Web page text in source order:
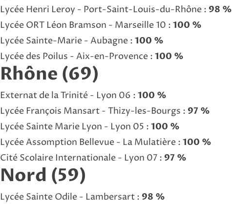
Lycée Henri Leroy - Port-Saint-Louis-du-Rhône : 98 %
Lycée ORT Léon Bramson - Marseille 10 : 100 %
Lycée Sainte-Marie - Aubagne : 100 %
Lycée des Poilus - Aix-en-Provence : 100 %
Rhône (69)
Externat de la Trinité - Lyon 06 : 100 %
Lycée François Mansart - Thizy-les-Bourgs : 97 %
Lycée Sainte Marie Lyon - Lyon 05 : 100 %
Lycée Assomption Bellevue - La Mulatière : 100 %
Cité Scolaire Internationale - Lyon 07 : 97 %
Nord (59)
Lycée Sainte Odile - Lambersart : 98 %